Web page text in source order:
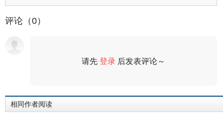
评论（0）
请先登录 后发表评论～
相同作者阅读